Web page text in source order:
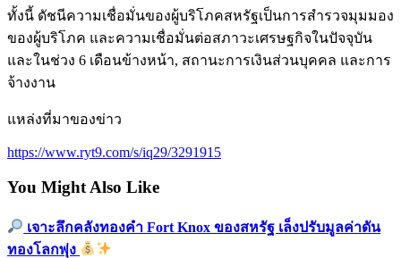
ทั้งนี้ ดัชนีความเชื่อมั่นของผู้บริโภคสหรัฐเป็นการสำรวจมุมมอง
ของผู้บริโภค และความเชื่อมั่นต่อสภาวะเศรษฐกิจในปัจจุบัน
และในช่วง 6 เดือนข้างหน้า, สถานะการเงินส่วนบุคคล และการ
จ้างงาน
แหล่งที่มาของข่าว
https://www.ryt9.com/s/iq29/3291915
You Might Also Like
เจาะลึกคลังทองคำ Fort Knox ของสหรัฐ เล็งปรับมูลค่าดัน
ทองโลกพุ่ง